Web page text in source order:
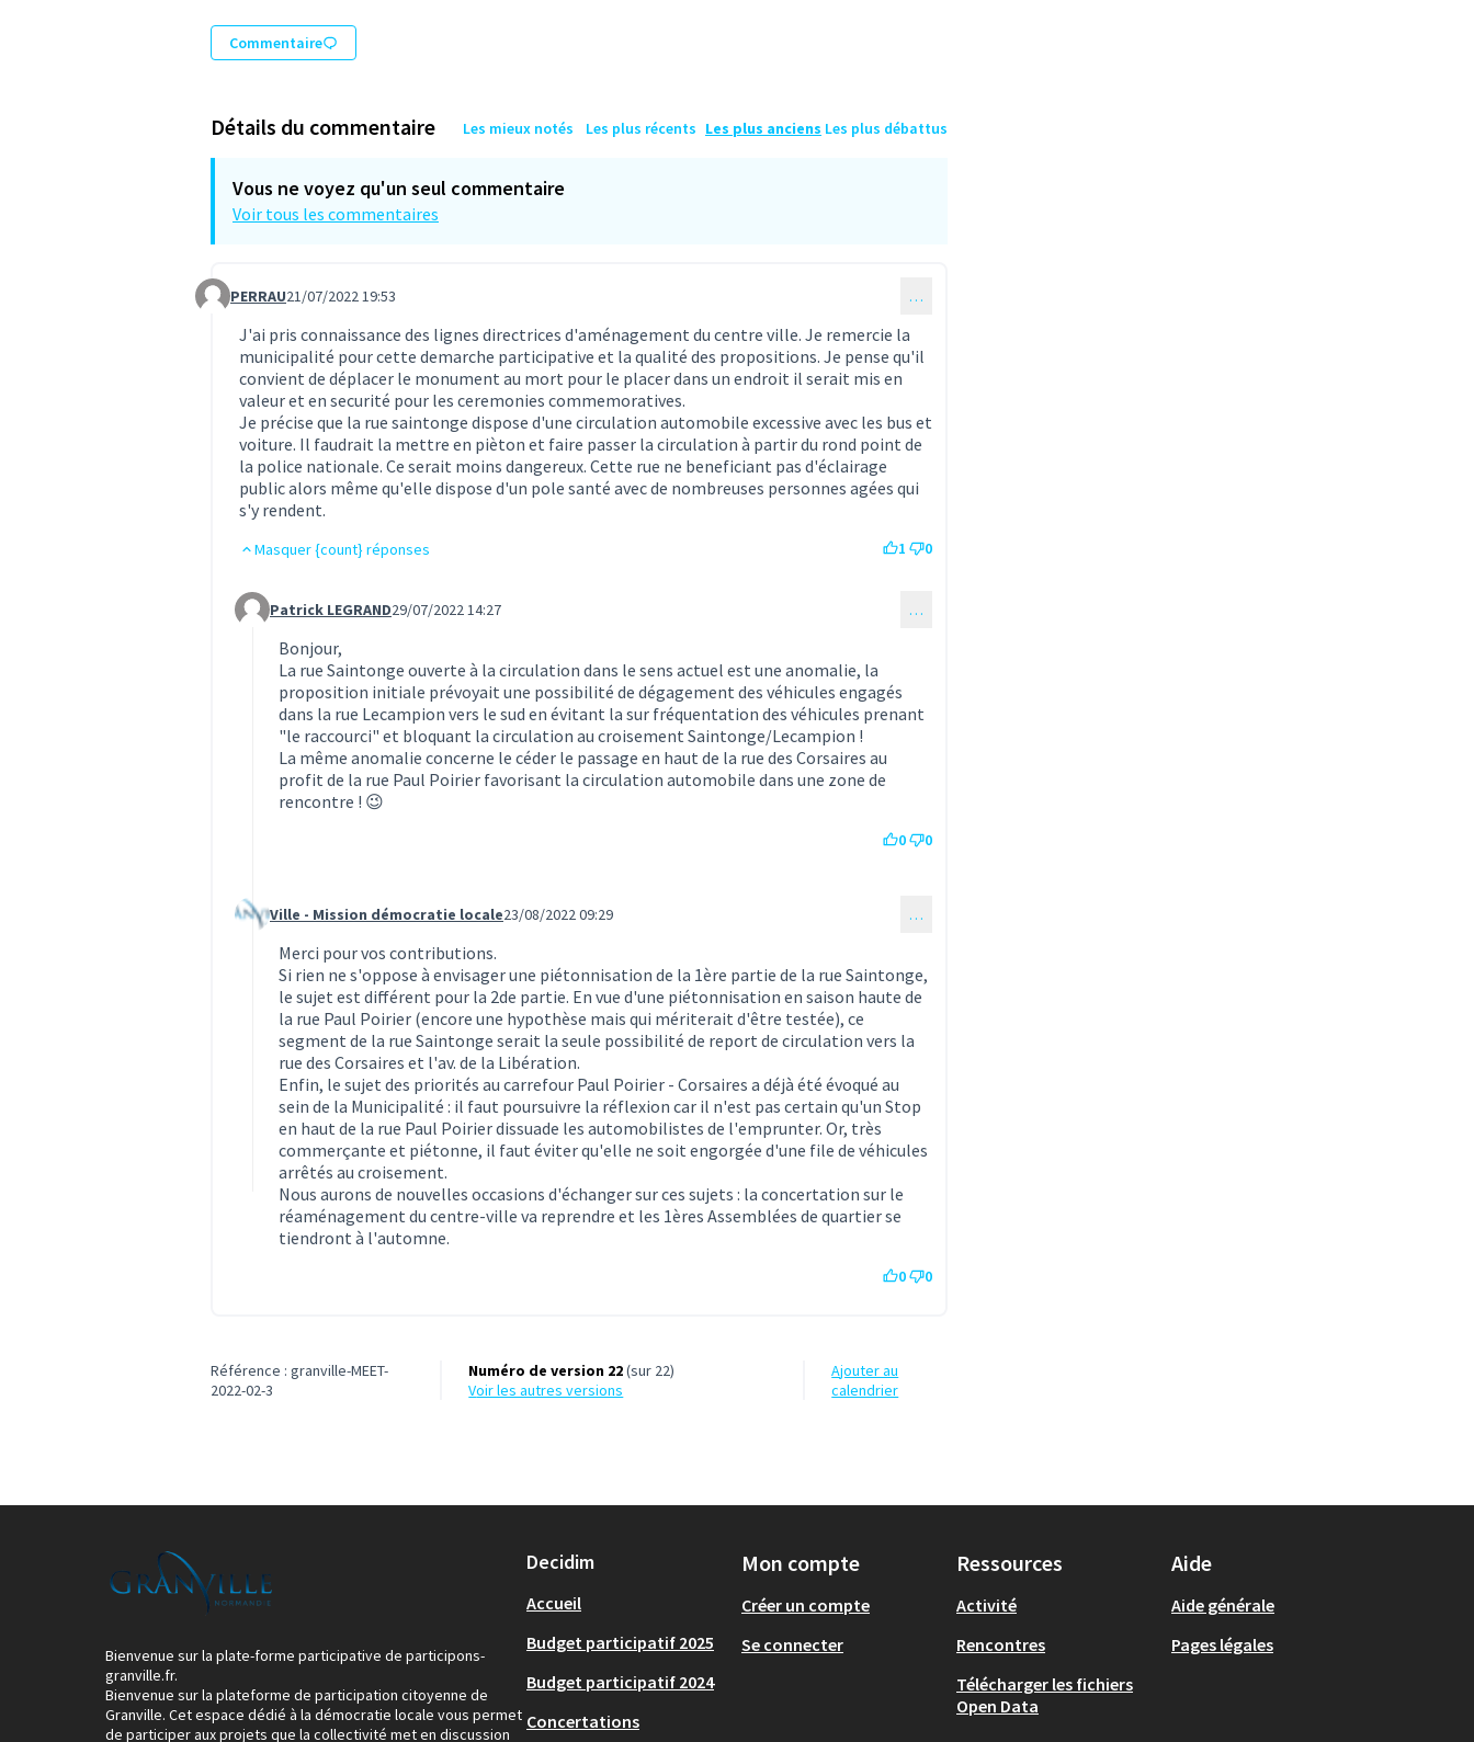
Commentaire
Détails du commentaire Les mieux notés Les plus récents Les plus anciens Les plus débattus
Vous ne voyez qu'un seul commentaire
Voir tous les commentaires
Commentaire 5
PERRAU21/07/2022 19:53 …
J'ai pris connaissance des lignes directrices d'aménagement du centre ville. Je remercie la
municipalité pour cette demarche participative et la qualité des propositions. Je pense qu'il
convient de déplacer le monument au mort pour le placer dans un endroit il serait mis en
valeur et en securité pour les ceremonies commemoratives.
Je précise que la rue saintonge dispose d'une circulation automobile excessive avec les bus et
voiture. Il faudrait la mettre en pièton et faire passer la circulation à partir du rond point de
la police nationale. Ce serait moins dangereux. Cette rue ne beneficiant pas d'éclairage
public alors même qu'elle dispose d'un pole santé avec de nombreuses personnes agées qui
s'y rendent.
Masquer {count} réponses 1 0
Commentaire 6 (réponse au commentaire 5)
Patrick LEGRAND29/07/2022 14:27 …
Bonjour,
La rue Saintonge ouverte à la circulation dans le sens actuel est une anomalie, la
proposition initiale prévoyait une possibilité de dégagement des véhicules engagés
dans la rue Lecampion vers le sud en évitant la sur fréquentation des véhicules prenant
"le raccourci" et bloquant la circulation au croisement Saintonge/Lecampion !
La même anomalie concerne le céder le passage en haut de la rue des Corsaires au
profit de la rue Paul Poirier favorisant la circulation automobile dans une zone de
rencontre ! 😉
0 0
Commentaire 7 (réponse au commentaire 5)
Ville - Mission démocratie locale23/08/2022 09:29 …
Merci pour vos contributions.
Si rien ne s'oppose à envisager une piétonnisation de la 1ère partie de la rue Saintonge,
le sujet est différent pour la 2de partie. En vue d'une piétonnisation en saison haute de
la rue Paul Poirier (encore une hypothèse mais qui mériterait d'être testée), ce
segment de la rue Saintonge serait la seule possibilité de report de circulation vers la
rue des Corsaires et l'av. de la Libération.
Enfin, le sujet des priorités au carrefour Paul Poirier - Corsaires a déjà été évoqué au
sein de la Municipalité : il faut poursuivre la réflexion car il n'est pas certain qu'un Stop
en haut de la rue Paul Poirier dissuade les automobilistes de l'emprunter. Or, très
commerçante et piétonne, il faut éviter qu'elle ne soit engorgée d'une file de véhicules
arrêtés au croisement.
Nous aurons de nouvelles occasions d'échanger sur ces sujets : la concertation sur le
réaménagement du centre-ville va reprendre et les 1ères Assemblées de quartier se
tiendront à l'automne.
0 0
Référence : granville-MEET-
2022-02-3
Numéro de version 22(sur 22)
voir les autres versions
Ajouter au
calendrier
Bienvenue sur la plate-forme participative de participons-
granville.fr.
Bienvenue sur la plateforme de participation citoyenne de
Granville. Cet espace dédié à la démocratie locale vous permet
de participer aux projets que la collectivité met en discussion
Decidim
Accueil
Budget participatif 2025
Budget participatif 2024
Concertations
Mon compte
Créer un compte
Se connecter
Ressources
Activité
Rencontres
Télécharger les fichiers
Open Data
Aide
Aide générale
Pages légales